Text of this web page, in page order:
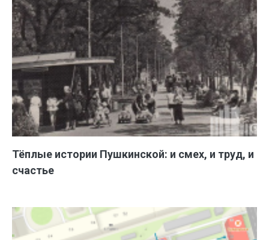
Тёплые истории Пушкинской: и смех, и труд, и
счастье